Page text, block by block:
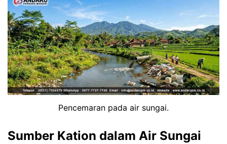
Pencemaran pada air sungai.
Sumber Kation dalam Air Sungai